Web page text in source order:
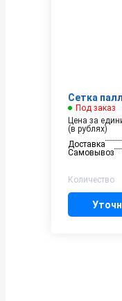
Сетка
Под заказ
Цена за
(в рублях)
Доставка
Самовывоз
Количество